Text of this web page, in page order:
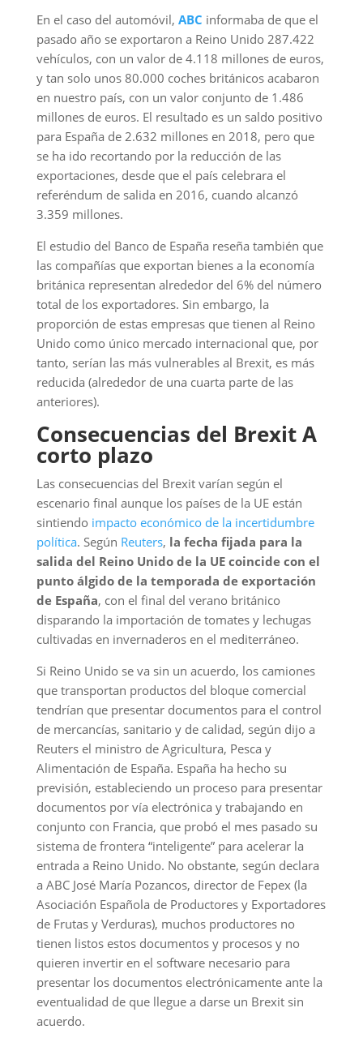
En el caso del automóvil, ABC informaba de que el
pasado año se exportaron a Reino Unido 287.422
vehículos, con un valor de 4.118 millones de euros,
y tan solo unos 80.000 coches británicos acabaron
en nuestro país, con un valor conjunto de 1.486
millones de euros. El resultado es un saldo positivo
para España de 2.632 millones en 2018, pero que
se ha ido recortando por la reducción de las
exportaciones, desde que el país celebrara el
referéndum de salida en 2016, cuando alcanzó
3.359 millones.
El estudio del Banco de España reseña también que
las compañías que exportan bienes a la economía
británica representan alrededor del 6% del número
total de los exportadores. Sin embargo, la
proporción de estas empresas que tienen al Reino
Unido como único mercado internacional que, por
tanto, serían las más vulnerables al Brexit, es más
reducida (alrededor de una cuarta parte de las
anteriores).
Consecuencias del Brexit A
corto plazo
Las consecuencias del Brexit varían según el
escenario final aunque los países de la UE están
sintiendo impacto económico de la incertidumbre
política. Según Reuters, la fecha fijada para la
salida del Reino Unido de la UE coincide con el
punto álgido de la temporada de exportación
de España, con el final del verano británico
disparando la importación de tomates y lechugas
cultivadas en invernaderos en el mediterráneo.
Si Reino Unido se va sin un acuerdo, los camiones
que transportan productos del bloque comercial
tendrían que presentar documentos para el control
de mercancías, sanitario y de calidad, según dijo a
Reuters el ministro de Agricultura, Pesca y
Alimentación de España. España ha hecho su
previsión, estableciendo un proceso para presentar
documentos por vía electrónica y trabajando en
conjunto con Francia, que probó el mes pasado su
sistema de frontera “inteligente” para acelerar la
entrada a Reino Unido. No obstante, según declara
a ABC José María Pozancos, director de Fepex (la
Asociación Española de Productores y Exportadores
de Frutas y Verduras), muchos productores no
tienen listos estos documentos y procesos y no
quieren invertir en el software necesario para
presentar los documentos electrónicamente ante la
eventualidad de que llegue a darse un Brexit sin
acuerdo.